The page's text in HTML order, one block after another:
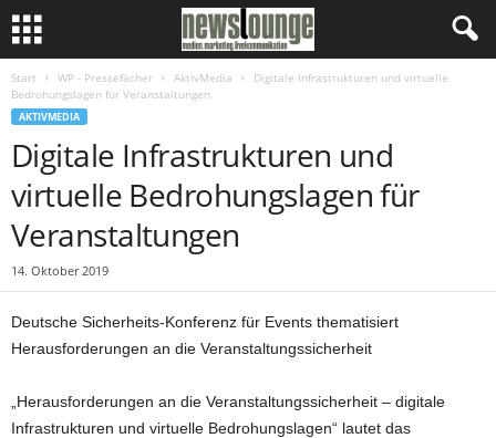
Start WP - Pressefächer AktivMedia
Digitale Infrastrukturen und virtuelle
Bedrohungslagen für Veranstaltungen
AKTIVMEDIA
Digitale Infrastrukturen und
virtuelle Bedrohungslagen für
Veranstaltungen
14. Oktober 2019
Deutsche Sicherheits-Konferenz für Events thematisiert
Herausforderungen an die Veranstaltungssicherheit
„Herausforderungen an die Veranstaltungssicherheit – digitale
Infrastrukturen und virtuelle Bedrohungslagen“ lautet das